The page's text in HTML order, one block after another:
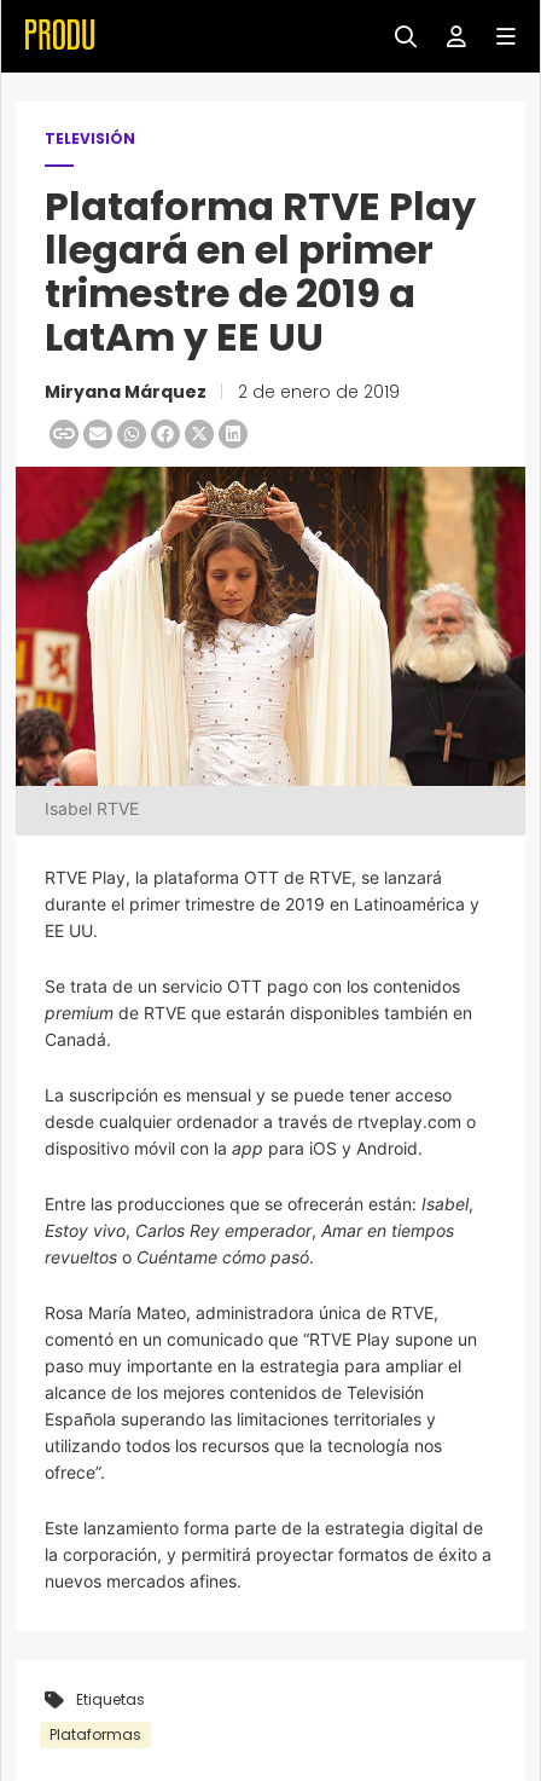
TELEVISIÓN
Plataforma RTVE Play
llegará en el primer
trimestre de 2019 a
LatAm y EE UU
Miryana Márquez 2 de enero de 2019
Isabel RTVE
RTVE Play, la plataforma OTT de RTVE, se lanzará
durante el primer trimestre de 2019 en Latinoamérica y
EE UU.
Se trata de un servicio OTT pago con los contenidos
premium de RTVE que estarán disponibles también en
Canadá.
La suscripción es mensual y se puede tener acceso
desde cualquier ordenador a través de rtveplay.com o
dispositivo móvil con la app para iOS y Android.
Entre las producciones que se ofrecerán están: Isabel,
Estoy vivo, Carlos Rey emperador, Amar en tiempos
revueltos o Cuéntame cómo pasó.
Rosa María Mateo, administradora única de RTVE,
comentó en un comunicado que “RTVE Play supone un
paso muy importante en la estrategia para ampliar el
alcance de los mejores contenidos de Televisión
Española superando las limitaciones territoriales y
utilizando todos los recursos que la tecnología nos
ofrece”.
Este lanzamiento forma parte de la estrategia digital de
la corporación, y permitirá proyectar formatos de éxito a
nuevos mercados afines.
Etiquetas
Plataformas